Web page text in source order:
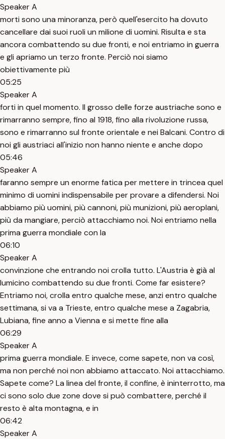
Speaker A
morti sono una minoranza, però quell'esercito ha dovuto
cancellare dai suoi ruoli un milione di uomini. Risulta e sta
ancora combattendo su due fronti, e noi entriamo in guerra
e gli apriamo un terzo fronte. Perciò noi siamo
obiettivamente più
05:25
Speaker A
forti in quel momento. Il grosso delle forze austriache sono e
rimarranno sempre, fino al 1918, fino alla rivoluzione russa,
sono e rimarranno sul fronte orientale e nei Balcani. Contro di
noi gli austriaci all'inizio non hanno niente e anche dopo
05:46
Speaker A
faranno sempre un enorme fatica per mettere in trincea quel
minimo di uomini indispensabile per provare a difendersi. Noi
abbiamo più uomini, più cannoni, più munizioni, più aeroplani,
più da mangiare, perciò attacchiamo noi. Noi entriamo nella
prima guerra mondiale con la
06:10
Speaker A
convinzione che entrando noi crolla tutto. L'Austria è già al
lumicino combattendo su due fronti. Come far esistere?
Entriamo noi, crolla entro qualche mese, anzi entro qualche
settimana, si va a Trieste, entro qualche mese a Zagabria,
Lubiana, fine anno a Vienna e si mette fine alla
06:29
Speaker A
prima guerra mondiale. E invece, come sapete, non va così,
ma non perché noi non abbiamo attaccato. Noi attacchiamo.
Sapete come? La linea del fronte, il confine, è ininterrotto, ma
ci sono solo due zone dove si può combattere, perché il
resto è alta montagna, e in
06:42
Speaker A